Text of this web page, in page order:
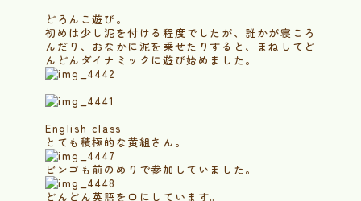
どろんこ遊び。
初めは少し泥を付ける程度でしたが、誰かが寝ころ
んだり、おなかに泥を乗せたりすると、まねしてど
んどんダイナミックに遊び始めました。
English class
とても積極的な黄組さん。
ビンゴも前のめりで参加していました。
どんどん英語を口にしています。